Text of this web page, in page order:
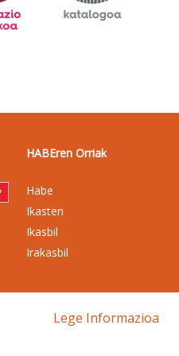
HABEren Orriak
Habe
Ikasten
Ikasbil
Irakasbil
Lege Informazioa